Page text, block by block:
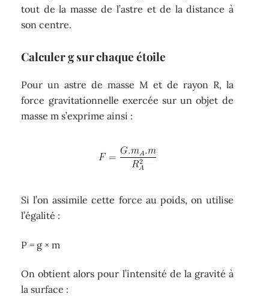
tout de la masse de l’astre et de la distance à
son centre.
Calculer g sur chaque étoile
Pour un astre de masse M et de rayon R, la
force gravitationnelle exercée sur un objet de
masse m s’exprime ainsi :
Si l’on assimile cette force au poids, on utilise
l’égalité :
P = g × m
On obtient alors pour l’intensité de la gravité à
la surface :